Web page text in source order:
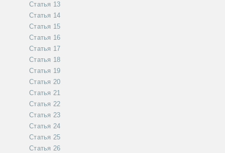
Статья 13
Статья 14
Статья 15
Статья 16
Статья 17
Статья 18
Статья 19
Статья 20
Статья 21
Статья 22
Статья 23
Статья 24
Статья 25
Статья 26